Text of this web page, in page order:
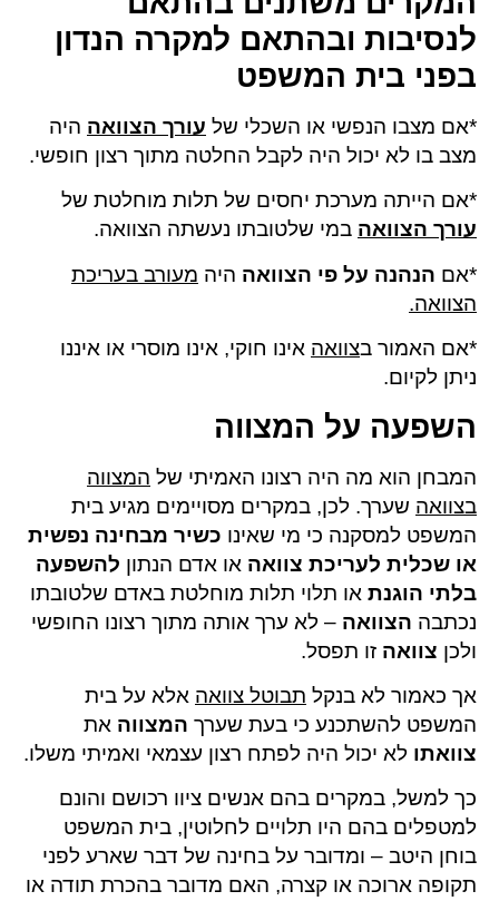
לנסיבות ובהתאם למקרה הנדון
בפני בית המשפט
*אם מצבו הנפשי או השכלי של עורך הצוואה היה
מצב בו לא יכול היה לקבל החלטה מתוך רצון חופשי.
*אם הייתה מערכת יחסים של תלות מוחלטת של
עורך הצוואה במי שלטובתו נעשתה הצוואה.
*אם הנהנה על פי הצוואה היה מעורב בעריכת
הצוואה.
*אם האמור בצוואה אינו חוקי, אינו מוסרי או איננו
ניתן לקיום.
השפעה על המצווה
המבחן הוא מה היה רצונו האמיתי של המצווה
בצוואה שערך. לכן, במקרים מסויימים מגיע בית
המשפט למסקנה כי מי שאינו כשיר מבחינה נפשית
או שכלית לעריכת צוואה או אדם הנתון להשפעה
בלתי הוגנת או תלוי תלות מוחלטת באדם שלטובתו
נכתבה הצוואה – לא ערך אותה מתוך רצונו החופשי
ולכן צוואה זו תפסל.
אך כאמור לא בנקל תבוטל צוואה אלא על בית
המשפט להשתכנע כי בעת שערך המצווה את
צוואתו לא יכול היה לפתח רצון עצמאי ואמיתי משלו.
כך למשל, במקרים בהם אנשים ציוו רכושם והונם
למטפלים בהם היו תלויים לחלוטין, בית המשפט
בוחן היטב – ומדובר על בחינה של דבר שארע לפני
תקופה ארוכה או קצרה, האם מדובר בהכרת תודה או